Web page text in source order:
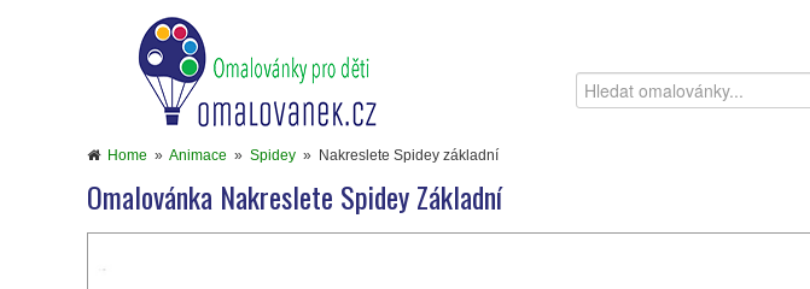
Home » Animace » Spidey » Nakreslete Spidey základní
Omalovánka Nakreslete Spidey Základní